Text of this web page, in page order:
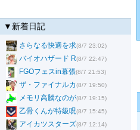
▼新着日記
さらなる快適を求(8/7 23:02)
バイオハザード R(8/7 22:47)
FGOフェスin幕張(8/7 21:53)
ザ・ファイナルカ(8/7 19:50)
メモリ高騰なのが(8/7 19:15)
乙骨くんが特級呪(8/7 15:45)
アイカツスターズ(8/7 12:14)